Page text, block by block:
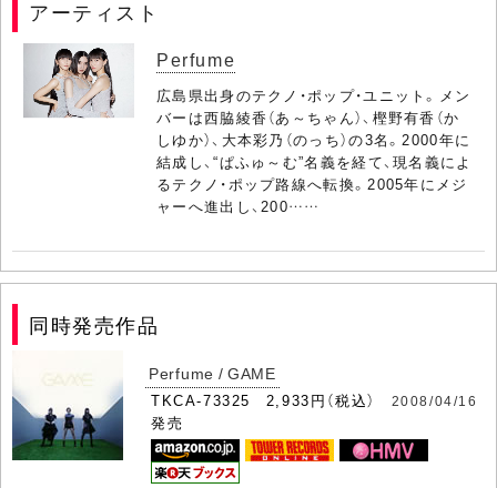
アーティスト
Perfume
広島県出身のテクノ・ポップ・ユニット。メン
バーは西脇綾香（あ～ちゃん）、樫野有香（か
しゆか）、大本彩乃（のっち）の3名。2000年に
結成し、“ぱふゅ～む”名義を経て、現名義によ
るテクノ・ポップ路線へ転換。2005年にメジ
ャーへ進出し、200……
同時発売作品
Perfume / GAME
TKCA-73325 2,933円（税込） 2008/04/16
発売